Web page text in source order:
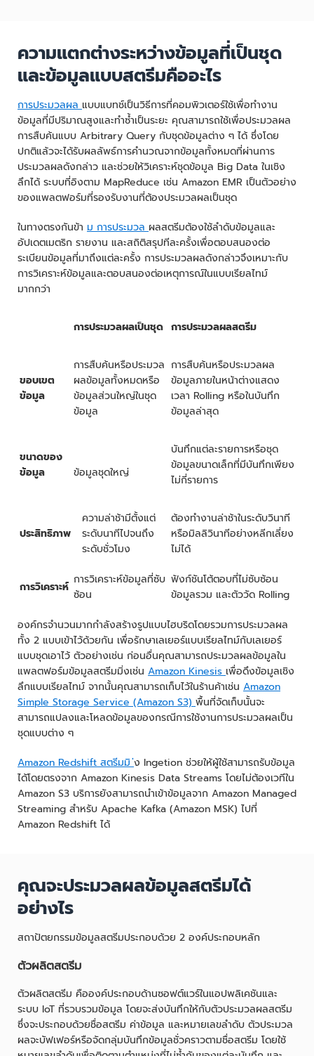
ความแตกต่างระหว่างข้อมูลที่เป็นชุด
และข้อมูลแบบสตรีมคืออะไร
การประมวลผล แบบแบทช์เป็นวิธีการที่คอมพิวเตอร์ใช้เพื่อทำงาน
ข้อมูลที่มีปริมาณสูงและทำซ้ำเป็นระยะ คุณสามารถใช้เพื่อประมวลผล
การสืบค้นแบบ Arbitrary Query กับชุดข้อมูลต่าง ๆ ได้ ซึ่งโดย
ปกติแล้วจะได้รับผลลัพธ์การคำนวณจากข้อมูลทั้งหมดที่ผ่านการ
ประมวลผลดังกล่าว และช่วยให้วิเคราะห์ชุดข้อมูล Big Data ในเชิง
ลึกได้ ระบบที่อิงตาม MapReduce เช่น Amazon EMR เป็นตัวอย่าง
ของแพลตฟอร์มที่รองรับงานที่ต้องประมวลผลเป็นชุด
ในทางตรงกันข้า ม การประมวล ผลสตรีมต้องใช้ลำดับข้อมูลและ
อัปเดตเมตริก รายงาน และสถิติสรุปทีละครั้งเพื่อตอบสนองต่อ
ระเบียนข้อมูลที่มาถึงแต่ละครั้ง การประมวลผลดังกล่าวจึงเหมาะกับ
การวิเคราะห์ข้อมูลและตอบสนองต่อเหตุการณ์ในแบบเรียลไทม์
มากกว่า
การประมวลผลเป็นชุด การประมวลผลสตรีม
ขอบเขต
ข้อมูล
การสืบค้นหรือประมวล
ผลข้อมูลทั้งหมดหรือ
ข้อมูลส่วนใหญ่ในชุด
ข้อมูล
การสืบค้นหรือประมวลผล
ข้อมูลภายในหน้าต่างแสดง
เวลา Rolling หรือในบันทึก
ข้อมูลล่าสุด
ขนาดของ
ข้อมูล
ข้อมูลชุดใหญ่
บันทึกแต่ละรายการหรือชุด
ข้อมูลขนาดเล็กที่มีบันทึกเพียง
ไม่กี่รายการ
ประสิทธิภาพ
ความล่าช้ามีตั้งแต่
ระดับนาทีไปจนถึง
ระดับชั่วโมง
ต้องทำงานล่าช้าในระดับวินาที
หรือมิลลิวินาทีอย่างหลีกเลี่ยง
ไม่ได้
การวิเคราะห์
การวิเคราะห์ข้อมูลที่ซับ
ซ้อน
ฟังก์ชันโต้ตอบที่ไม่ซับซ้อน
ข้อมูลรวม และตัววัด Rolling
องค์กรจำนวนมากกำลังสร้างรูปแบบไฮบริดโดยรวมการประมวลผล
ทั้ง 2 แบบเข้าไว้ด้วยกัน เพื่อรักษาเลเยอร์แบบเรียลไทม์กับเลเยอร์
แบบชุดเอาไว้ ตัวอย่างเช่น ก่อนอื่นคุณสามารถประมวลผลข้อมูลใน
แพลตฟอร์มข้อมูลสตรีมมิ่งเช่น Amazon Kinesis เพื่อดึงข้อมูลเชิง
ลึกแบบเรียลไทม์ จากนั้นคุณสามารถเก็บไว้ในร้านค้าเช่น Amazon
Simple Storage Service (Amazon S3) พื้นที่จัดเก็บนั้นจะ
สามารถแปลงและโหลดข้อมูลของกรณีการใช้งานการประมวลผลเป็น
ชุดแบบต่าง ๆ
Amazon Redshift สตรีมมิ่ง Ingetion ช่วยให้ผู้ใช้สามารถรับข้อมูล
ได้โดยตรงจาก Amazon Kinesis Data Streams โดยไม่ต้องเวทีใน
Amazon S3 บริการยังสามารถนำเข้าข้อมูลจาก Amazon Managed
Streaming สำหรับ Apache Kafka (Amazon MSK) ไปที่
Amazon Redshift ได้
คุณจะประมวลผลข้อมูลสตรีมได้
อย่างไร
สถาปัตยกรรมข้อมูลสตรีมประกอบด้วย 2 องค์ประกอบหลัก
ตัวผลิตสตรีม
ตัวผลิตสตรีม คือองค์ประกอบด้านซอฟต์แวร์ในแอปพลิเคชันและ
ระบบ IoT ที่รวบรวมข้อมูล โดยจะส่งบันทึกให้กับตัวประมวลผลสตรีม
ซึ่งจะประกอบด้วยชื่อสตรีม ค่าข้อมูล และหมายเลขลำดับ ตัวประมวล
ผลจะบัฟเฟอร์หรือจัดกลุ่มบันทึกข้อมูลชั่วคราวตามชื่อสตรีม โดยใช้